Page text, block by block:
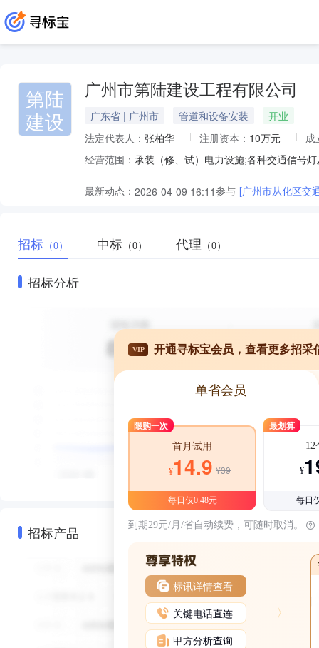
第陆
建设
广州市第陆建设工程有限公司
广东省 | 广州市 管道和设备安装
开业
法定代表人： 张柏华 注册资本： 10万元
成
经营范围：
最新动态： 2026-04-09 16:11参与 [广州市从化区交
招标 （0） 中标 （0） 代理 （0）
招标分析
招标产品
VIP 开通寻标宝会员，查看更多招采
单省会员
限购一次
首月试用
¥14.9 ¥39
每日仅0.48元
最划算
12
¥
每日
到期29元/月/省自动续费，可随时取消。
标讯详情查看
关键电话直连
甲方分析查询